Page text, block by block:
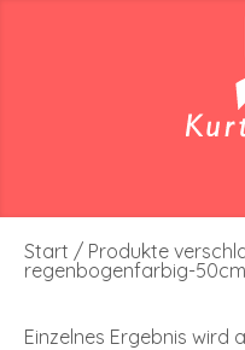
Start / Produkte
regenbogenfarbig-
Einzelnes Ergebnis wird